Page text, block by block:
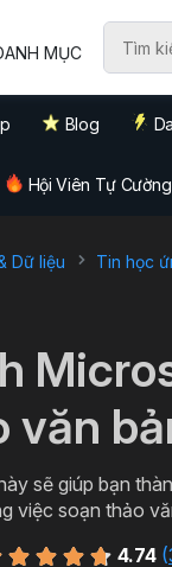
MỤC
Blog
Hội Viên Tự Cường
Dữ liệu Tin học
văn
sẽ giúp bạn
việc soạn thảo
4.74 (